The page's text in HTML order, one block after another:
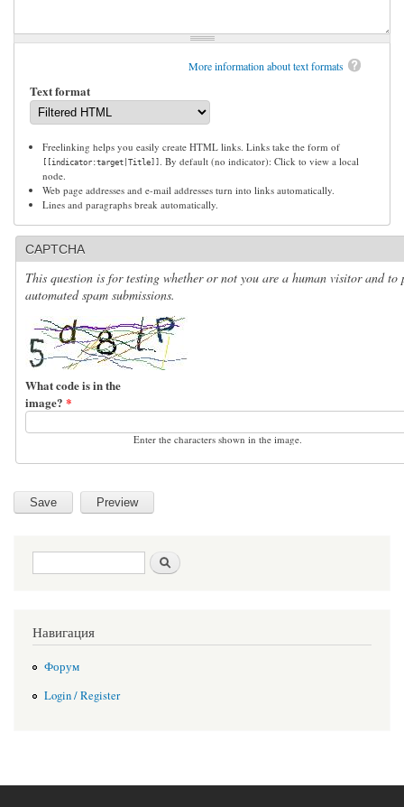
More information about text formats
Text format
Freelinking helps you easily create HTML links. Links take the form of
[[indicator:target|Title]]
. By default (no indicator): Click to view a local
node.
Web page addresses and e-mail addresses turn into links automatically.
Lines and paragraphs break automatically.
CAPTCHA
This question is for testing whether or not you are a human visitor and to
automated spam submissions.
What code is in the
image? *
Enter the characters shown in the image.
Search form
Навигация
Форум
Login / Register